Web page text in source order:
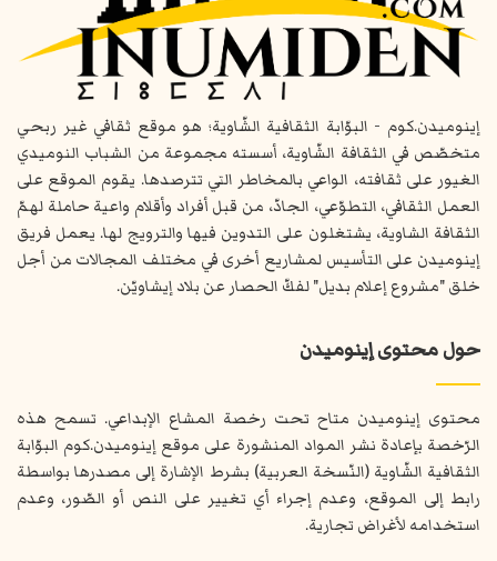
إينوميدن.كوم - البوّابة الثقافية الشّاوية؛ هو موقع ثقافي غير ربحي
متخصّص في الثقافة الشّاوية، أسسته مجموعة من الشباب النوميدي
الغيور على ثقافته، الواعي بالمخاطر التي تترصدها. يقوم الموقع على
العمل الثقافي، التطوّعي، الجادّ، من قبل أفراد وأقلام واعية حاملة لهمّ
الثقافة الشاوية، يشتغلون على التدوين فيها والترويج لها. يعمل فريق
إينوميدن على التأسيس لمشاريع أخرى في مختلف المجالات من أجل
خلق "مشروع إعلام بديل" لفكّ الحصار عن بلاد إيشاويّن.
حول محتوى إينوميدن
محتوى إينوميدن متاح تحت رخصة المشاع الإبداعي. تسمح هذه
الرّخصة بإعادة نشر المواد المنشورة على موقع إينوميدن.كوم البوّابة
الثقافية الشّاوية (النّسخة العربية) بشرط الإشارة إلى مصدرها بواسطة
رابط إلى الموقع، وعدم إجراء أي تغيير على النص أو الصّور، وعدم
استخدامه لأغراض تجارية.